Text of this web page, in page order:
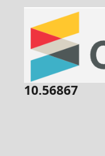
10.56867